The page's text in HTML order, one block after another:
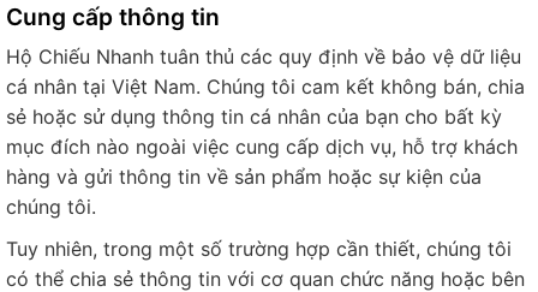
Cung cấp thông tin
Hộ Chiếu Nhanh tuân thủ các quy định về bảo vệ dữ liệu
cá nhân tại Việt Nam. Chúng tôi cam kết không bán, chia
sẻ hoặc sử dụng thông tin cá nhân của bạn cho bất kỳ
mục đích nào ngoài việc cung cấp dịch vụ, hỗ trợ khách
hàng và gửi thông tin về sản phẩm hoặc sự kiện của
chúng tôi.
Tuy nhiên, trong một số trường hợp cần thiết, chúng tôi
có thể chia sẻ thông tin với cơ quan chức năng hoặc bên